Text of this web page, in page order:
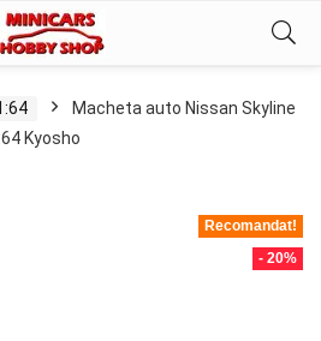
Macheta auto Nissan Skyline
Kyosho
Recomandat!
- 20%